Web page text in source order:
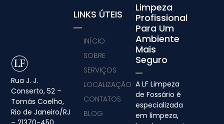
Rua J. J.
Conserto, 52 –
Tomás Coelho,
Rio de Janeiro/RJ
Limpeza
Profissional
Para Um
Ambiente
Mais
Seguro
A LF Limpeza
de Fossário é
especializada
em limpeza,
LINKS ÚTEIS
INÍCIO
SOBRE
SERVIÇOS
LOCALIZAÇÃO
CONTATOS
BLOG